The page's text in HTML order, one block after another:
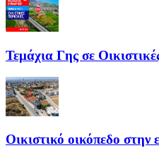
Τεμάχια Γης σε
Οικιστικό οικόπεδο στην